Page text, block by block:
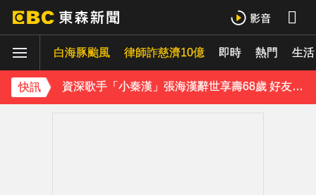
白海豚颱風 律師詐慈濟10億 即時 熱門 生活
快訊
白海豚進逼沖繩鹿兒島 強風豪雨26萬人撤離
資深歌手「小秦漢」張海漢辭世享壽68歲 好友證實噩耗
《理財達人秀》X 安聯投信免費講座報名中！搶先卡位 2027